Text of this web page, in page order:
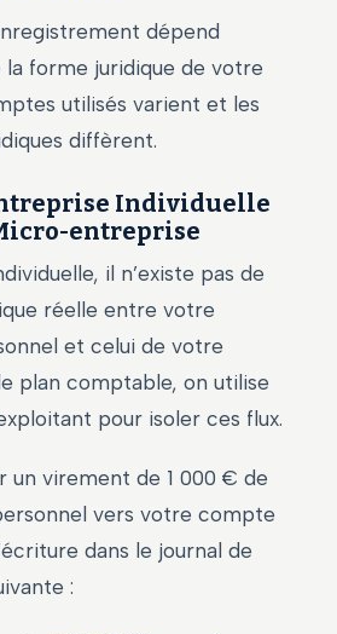
dépend
forme juridique de votre
utilisés varient et les
diffèrent.
Individuelle
entreprise
il n’existe pas de
réelle entre votre
et celui de votre
plan comptable, on utilise
pour isoler ces flux.
un virement de 1 000 € de
vers votre compte
dans le journal de
: